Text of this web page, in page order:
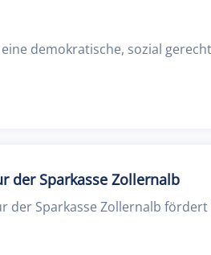
demokratische, sozial
der Sparkasse Zollernalb
der Sparkasse Zollernalb